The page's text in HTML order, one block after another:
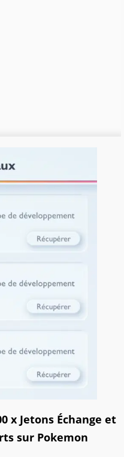
x Jetons Échange et
sur Pokemon